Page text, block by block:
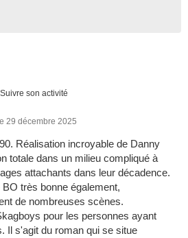
Suivre son activité
29 décembre 2025
Réalisation incroyable de Danny
totale dans un milieu compliqué à
attachants dans leur décadence.
très bonne également,
de nombreuses scènes.
pour les personnes ayant
Il s'agit du roman qui se situe